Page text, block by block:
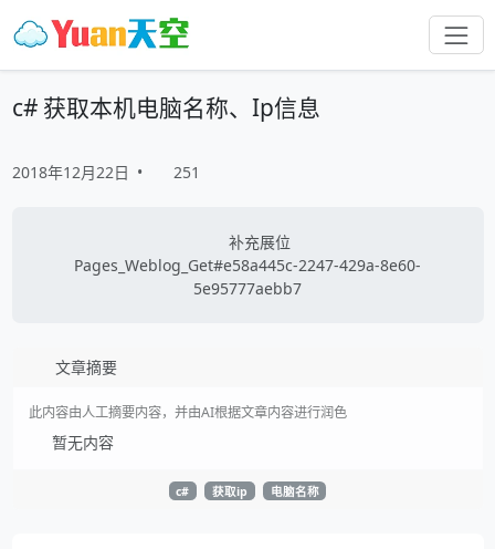
c# 获取本机电脑名称、Ip信息
2018年12月22日 • 251
补充展位
Pages_Weblog_Get#e58a445c-2247-429a-8e60-
5e95777aebb7
文章摘要
此内容由人工摘要内容，并由AI根据文章内容进行润色
暂无内容
c# 获取ip 电脑名称